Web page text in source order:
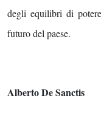
degli equilibri di
futuro del paese.
Alberto De Sanctis